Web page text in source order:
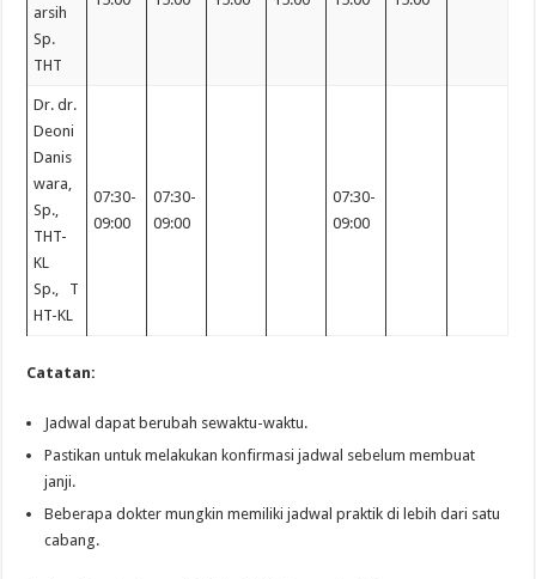
arsih
Sp.
THT
Dr. dr.
Deoni
Danis
wara,
Sp.,
THT-
KL
Sp., T
HT-KL
07:30-
09:00
07:30-
09:00
07:30-
09:00
Catatan:
Jadwal dapat berubah sewaktu-waktu.
Pastikan untuk melakukan konfirmasi jadwal sebelum membuat
janji.
Beberapa dokter mungkin memiliki jadwal praktik di lebih dari satu
cabang.